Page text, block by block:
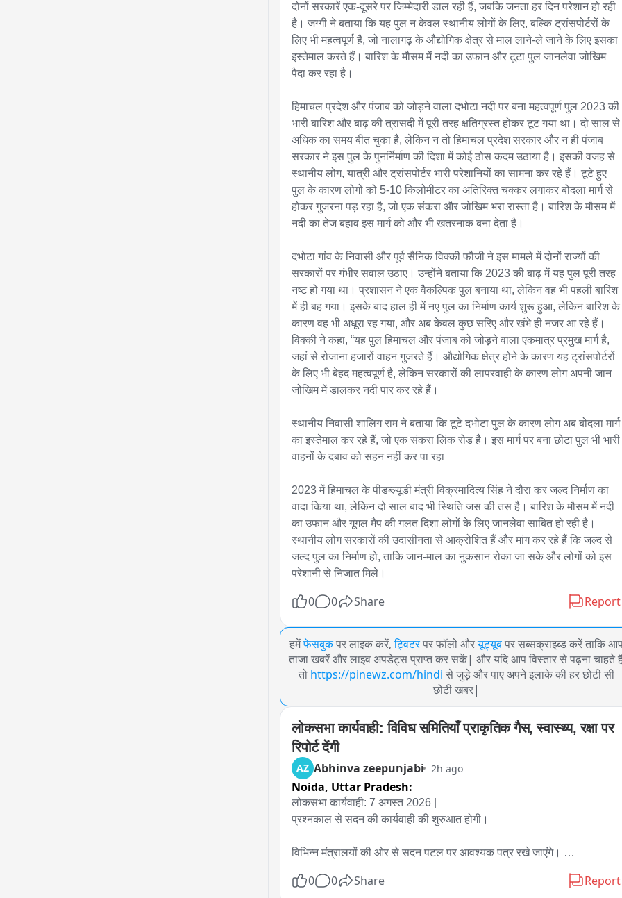
दोनों सरकारें एक-दूसरे पर जिम्मेदारी डाल रही हैं, जबकि जनता हर दिन परेशान हो रही
है। जग्गी ने बताया कि यह पुल न केवल स्थानीय लोगों के लिए, बल्कि ट्रांसपोर्टरों के
लिए भी महत्वपूर्ण है, जो नालागढ़ के औद्योगिक क्षेत्र से माल लाने-ले जाने के लिए इसका
इस्तेमाल करते हैं। बारिश के मौसम में नदी का उफान और टूटा पुल जानलेवा जोखिम
पैदा कर रहा है।
हिमाचल प्रदेश और पंजाब को जोड़ने वाला दभोटा नदी पर बना महत्वपूर्ण पुल 2023 की
भारी बारिश और बाढ़ की त्रासदी में पूरी तरह क्षतिग्रस्त होकर टूट गया था। दो साल से
अधिक का समय बीत चुका है, लेकिन न तो हिमाचल प्रदेश सरकार और न ही पंजाब
सरकार ने इस पुल के पुनर्निर्माण की दिशा में कोई ठोस कदम उठाया है। इसकी वजह से
स्थानीय लोग, यात्री और ट्रांसपोर्टर भारी परेशानियों का सामना कर रहे हैं। टूटे हुए
पुल के कारण लोगों को 5-10 किलोमीटर का अतिरिक्त चक्कर लगाकर बोदला मार्ग से
होकर गुजरना पड़ रहा है, जो एक संकरा और जोखिम भरा रास्ता है। बारिश के मौसम में
नदी का तेज बहाव इस मार्ग को और भी खतरनाक बना देता है।
दभोटा गांव के निवासी और पूर्व सैनिक विक्की फौजी ने इस मामले में दोनों राज्यों की
सरकारों पर गंभीर सवाल उठाए। उन्होंने बताया कि 2023 की बाढ़ में यह पुल पूरी तरह
नष्ट हो गया था। प्रशासन ने एक वैकल्पिक पुल बनाया था, लेकिन वह भी पहली बारिश
में ही बह गया। इसके बाद हाल ही में नए पुल का निर्माण कार्य शुरू हुआ, लेकिन बारिश के
कारण वह भी अधूरा रह गया, और अब केवल कुछ सरिए और खंभे ही नजर आ रहे हैं।
विक्की ने कहा, “यह पुल हिमाचल और पंजाब को जोड़ने वाला एकमात्र प्रमुख मार्ग है,
जहां से रोजाना हजारों वाहन गुजरते हैं। औद्योगिक क्षेत्र होने के कारण यह ट्रांसपोर्टरों
के लिए भी बेहद महत्वपूर्ण है, लेकिन सरकारों की लापरवाही के कारण लोग अपनी जान
जोखिम में डालकर नदी पार कर रहे हैं।
स्थानीय निवासी शालिग राम ने बताया कि टूटे दभोटा पुल के कारण लोग अब बोदला मार्ग
का इस्तेमाल कर रहे हैं, जो एक संकरा लिंक रोड है। इस मार्ग पर बना छोटा पुल भी भारी
वाहनों के दबाव को सहन नहीं कर पा रहा
2023 में हिमाचल के पीडब्ल्यूडी मंत्री विक्रमादित्य सिंह ने दौरा कर जल्द निर्माण का
वादा किया था, लेकिन दो साल बाद भी स्थिति जस की तस है। बारिश के मौसम में नदी
का उफान और गूगल मैप की गलत दिशा लोगों के लिए जानलेवा साबित हो रही है।
स्थानीय लोग सरकारों की उदासीनता से आक्रोशित हैं और मांग कर रहे हैं कि जल्द से
जल्द पुल का निर्माण हो, ताकि जान-माल का नुकसान रोका जा सके और लोगों को इस
परेशानी से निजात मिले।
0 0 Share Report
हमेंफेसबुक पर लाइक करें, ट्विटर पर फॉलो औरयूट्यूब पर सब्सक्राइब्ड करें ताकि
ताजा खबरें और लाइव अपडेट्स प्राप्त कर सकें| और यदि आप विस्तार से पढ़ना चाहते
तो https://pinewz.com/hindi से जुड़े और पाए अपने इलाके की हर छोटी सी
छोटी खबर|
लोकसभा कार्यवाही: विविध समितियाँ प्राकृतिक गैस, स्वास्थ्य, रक्षा पर
रिपोर्ट देंगी
AZ Abhinva zeepunjabi 2h ago
Noida, Uttar Pradesh:
लोकसभा कार्यवाही: 7 अगस्त 2026 |
प्रश्नकाल से सदन की कार्यवाही की शुरुआत होगी।
विभिन्न मंत्रालयों की ओर से सदन पटल पर आवश्यक पत्र रखे जाएंगे।
राज्यसभा से Appropriation (No.3) Bill, 2026 पर प्राप्त संदेश सदन में प्रस्तुत
0 0 Share Report